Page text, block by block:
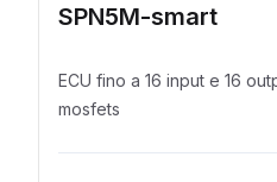
SPN5M-smart
ECU fino a 16 input e 16
mosfets